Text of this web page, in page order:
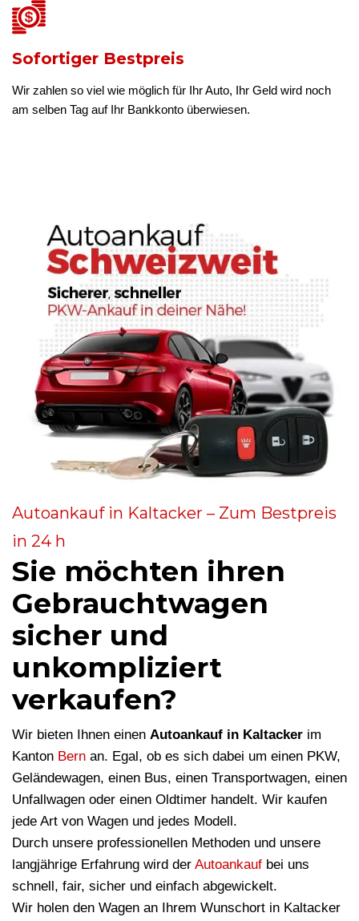
Sofortiger Bestpreis
Wir zahlen so viel wie möglich für Ihr Auto, Ihr Geld wird noch
am selben Tag auf Ihr Bankkonto überwiesen.
Autoankauf in Kaltacker – Zum Bestpreis
in 24 h
Sie möchten ihren
Gebrauchtwagen
sicher und
unkompliziert
verkaufen?
Wir bieten Ihnen einen Autoankauf in Kaltacker im
Kanton Bern an. Egal, ob es sich dabei um einen PKW,
Geländewagen, einen Bus, einen Transportwagen, einen
Unfallwagen oder einen Oldtimer handelt. Wir kaufen
jede Art von Wagen und jedes Modell.
Durch unsere professionellen Methoden und unsere
langjährige Erfahrung wird der Autoankauf bei uns
schnell, fair, sicher und einfach abgewickelt.
Wir holen den Wagen an Ihrem Wunschort in Kaltacker